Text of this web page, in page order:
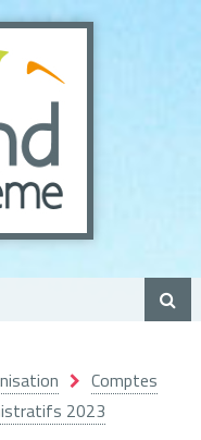
Comptes
2023